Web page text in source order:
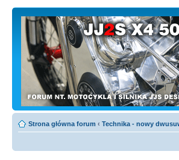
Strona główna forum ‹ Technika - nowy